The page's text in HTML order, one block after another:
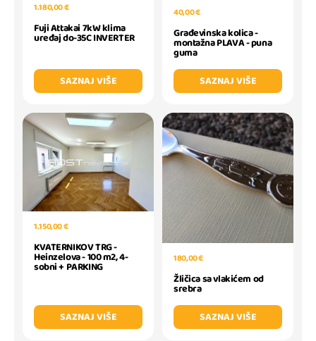
1.180,00 €
Fuji Attakai 7kW klima
uređaj do-35C INVERTER
SAZNAJ VIŠE
40,00 €
Građevinska kolica -
montažna PLAVA - puna
guma
SAZNAJ VIŠE
1.150,00 €
KVATERNIKOV TRG -
Heinzelova - 100 m2, 4-
sobni + PARKING
SAZNAJ VIŠE
180,00 €
Žličica sa vlakićem od
srebra
SAZNAJ VIŠE